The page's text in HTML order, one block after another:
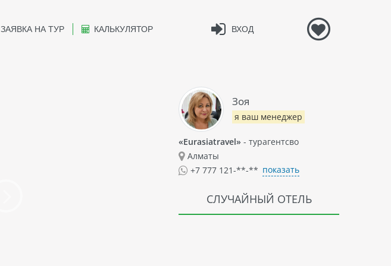
ВХОД
ЗАЯВКА НА ТУР КАЛЬКУЛЯТОР
Зоя
я ваш менеджер
«Eurasiatravel» - турагентсво
Алматы
+7 777 121-**-** показать
СЛУЧАЙНЫЙ ОТЕЛЬ